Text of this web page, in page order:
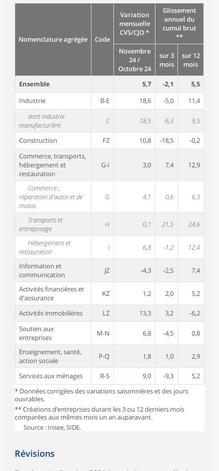
Nomenclature agrégée Code
Variation
mensuelle
CVS/CJO *
Glissement
annuel du
cumul brut
**
Novembre
24 /
Octobre 24
sur 3
mois
sur 12
mois
Ensemble 5,7 -2,1
5,5
Industrie
B-E 18,6 -5,0
11,4
dont industrie
manufacturière
C 18,5 -6,3 9,5
Construction FZ 10,8 -18,5
-0,2
Commerce, transports,
hébergement et
restauration
G-I 3,0 7,4 12,9
Commerce ;
réparation d'autos et de
motos
G 4,1 0,6 6,3
Transports et
entreposage
H 0,1 21,5 24,6
Hébergement et
restauration
I 6,8 -1,2 12,4
Information et
communication
JZ -4,3 -2,5 7,4
Activités financières et
d'assurance
KZ 1,2 2,0 5,2
Activités immobilières LZ 13,3 3,2
-6,2
Soutien aux
entreprises
M-N 6,8 -4,5 0,8
Enseignement, santé,
action sociale
P-Q 1,8 1,0 2,9
Services aux ménages R-S 9,0 -9,3
5,2
* Données corrigées des variations saisonnières et des jours
ouvrables.
** Créations d’entreprises durant les 3 ou 12 derniers mois
comparées aux mêmes mois un an auparavant.
Source : Insee, SIDE.
Révisions